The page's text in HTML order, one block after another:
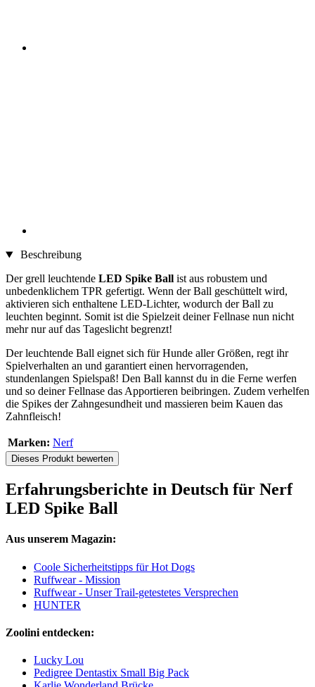
Beschreibung
Der grell leuchtende LED Spike Ball ist aus robustem und
unbedenklichem TPR gefertigt. Wenn der Ball geschüttelt wird,
aktivieren sich enthaltene LED-Lichter, wodurch der Ball zu
leuchten beginnt. Somit ist die Spielzeit deiner Fellnase nun nicht
mehr nur auf das Tageslicht begrenzt!
Der leuchtende Ball eignet sich für Hunde aller Größen, regt ihr
Spielverhalten an und garantiert einen hervorragenden,
stundenlangen Spielspaß! Den Ball kannst du in die Ferne werfen
und so deiner Fellnase das Apportieren beibringen. Zudem verhelfen
die Spikes der Zahngesundheit und massieren beim Kauen das
Zahnfleisch!
Marken: Nerf
Dieses Produkt bewerten
Erfahrungsberichte in Deutsch für Nerf
LED Spike Ball
Aus unserem Magazin:
Coole Sicherheitstipps für Hot Dogs
Ruffwear - Mission
Ruffwear - Unser Trail-getestetes Versprechen
HUNTER
Zoolini entdecken:
Lucky Lou
Pedigree Dentastix Small Big Pack